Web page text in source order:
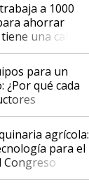
a 1000
ahorrar
una cabina
computadora:
para un
¿Por qué cada
bajo
agrícola:
para el
Congreso